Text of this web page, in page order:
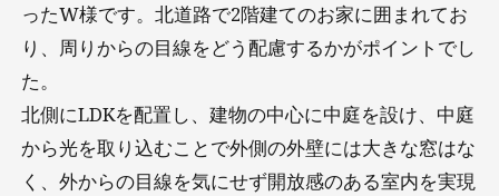
ったW様です。北道路で2階建てのお家に囲まれてお
り、周りからの目線をどう配慮するかがポイントでし
た。
北側にLDKを配置し、建物の中心に中庭を設け、中庭
から光を取り込むことで外側の外壁には大きな窓はな
く、外からの目線を気にせず開放感のある室内を実現